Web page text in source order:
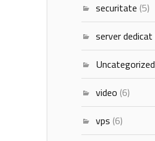
securitate (5)
server dedicat
Uncategorized
video (6)
vps (6)